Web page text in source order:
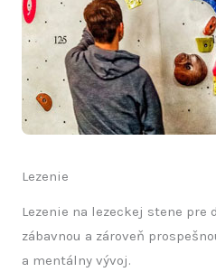
Lezenie
Lezenie na lezeckej stene pre
zábavnou a zároveň
a mentálny vývoj.